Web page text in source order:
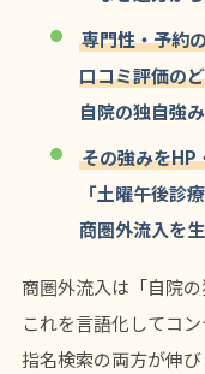
専門性・予約
口コミ評価の
自院の独自強
その強みをHP
「土曜午後診
商圏外流入を
商圏外流入は「自院
これを言語化してコ
指名検索の両方が伸び